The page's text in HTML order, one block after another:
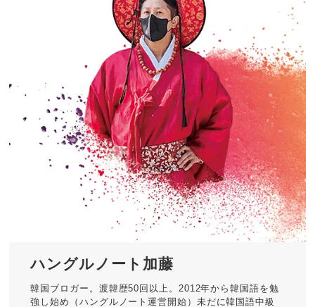
ハングルノート加藤
韓国ブロガー。渡韓歴50回以上。2012年から韓国語を勉
強し始め（ハングルノート運営開始）未だに韓国語中級